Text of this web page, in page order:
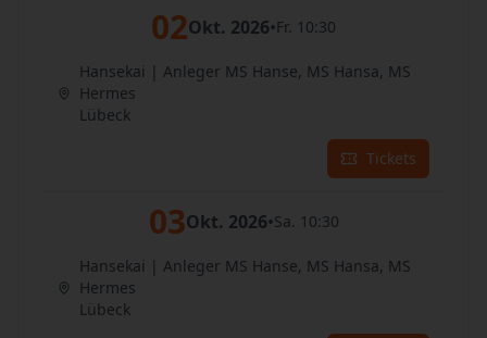
02Okt. 2026•Fr. 10:30
Hansekai | Anleger MS Hanse, MS Hansa, MS
Hermes
Lübeck
Tickets
03Okt. 2026•Sa. 10:30
Hansekai | Anleger MS Hanse, MS Hansa, MS
Hermes
Lübeck